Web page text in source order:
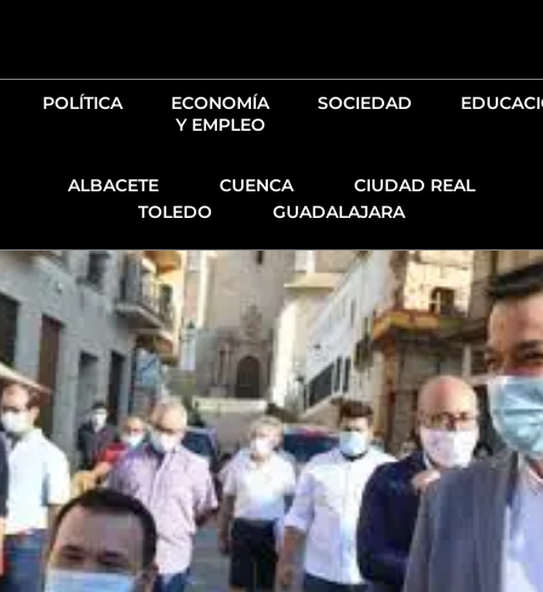
POLÍTICA
ECONOMÍA
Y EMPLEO
SOCIEDAD
ALBACETE CUENCA
CIUDAD REAL
TOLEDO
GUADALAJARA